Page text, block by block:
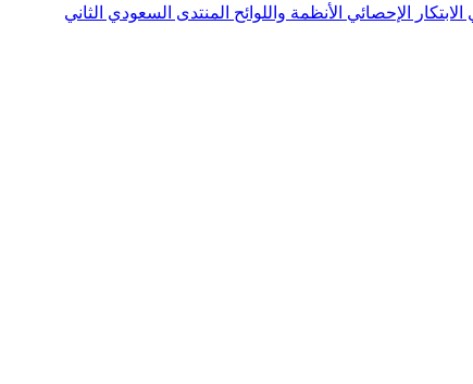
الابتكار الإحصائي الأنظمة واللوائح المنتدى السعودي الثاني